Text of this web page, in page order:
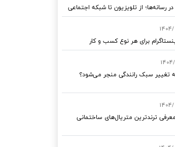
رسانه‌ها؛ از تلویزیون تا شبکه اجتماعی
برای هر نوع کسب‌ و کار
تغییر سبک رانندگی منجر می‌شود؟
ترندترین متریال‌های ساختمانی